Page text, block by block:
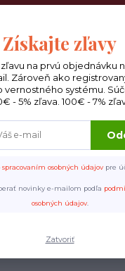
: Od 30€ objednávky
VERNOSTNOM PROGRAME!
EUR
Koshi
Získajte zľavy
zľavu na prvú objednávku
Zároveň ako
vernostného systému.
- 5% zľava. 100€ - 7%
spracovaním osobných údajov pre
novinky e-mailom podľa
osobných údajov.
Zatvoriť